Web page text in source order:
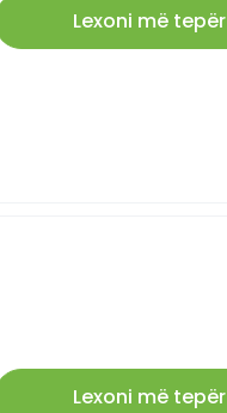
Lexoni më tepër
Lexoni më tepër